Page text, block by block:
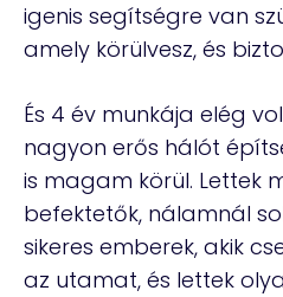
igenis segítségre van
amely körülvesz, és
És 4 év munkája elég
nagyon erős hálót
is magam körül. Lettek
befektetők, nálamnál
sikeres emberek, akik
az utamat, és lettek